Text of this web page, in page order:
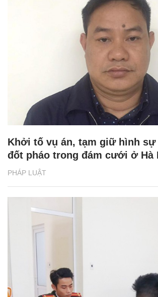
PHÁP LUẬT
Khởi tố vụ án, tạm giữ hình
đốt pháo trong đám cưới ở Hà